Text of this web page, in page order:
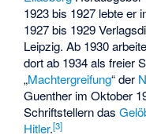
1923 bis 1927 lebte er
1927 bis 1929
Leipzig. Ab 1930
dort ab 1934 als freier
„Machtergreifung“ der
Guenther im Oktober
Schriftstellern das
Hitler.[3]